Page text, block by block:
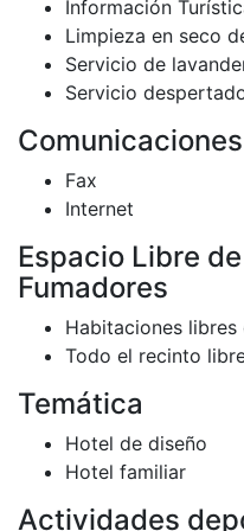
Información
Limpieza en seco
Servicio de
Servicio
Comunicaciones
Fax
Internet
Espacio Libre
Fumadores
Habitaciones libres
Todo el recinto
Temática
Hotel de diseño
Hotel familiar
Actividades